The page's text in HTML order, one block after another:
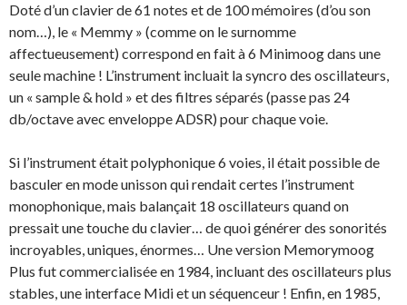
Doté d’un clavier de 61 notes et de 100 mémoires (d’ou son
nom…), le « Memmy » (comme on le surnomme
affectueusement) correspond en fait à 6 Minimoog dans une
seule machine ! L’instrument incluait la syncro des oscillateurs,
un « sample & hold » et des filtres séparés (passe pas 24
db/octave avec enveloppe ADSR) pour chaque voie.
Si l’instrument était polyphonique 6 voies, il était possible de
basculer en mode unisson qui rendait certes l’instrument
monophonique, mais balançait 18 oscillateurs quand on
pressait une touche du clavier… de quoi générer des sonorités
incroyables, uniques, énormes… Une version Memorymoog
Plus fut commercialisée en 1984, incluant des oscillateurs plus
stables, une interface Midi et un séquenceur ! Enfin, en 1985,